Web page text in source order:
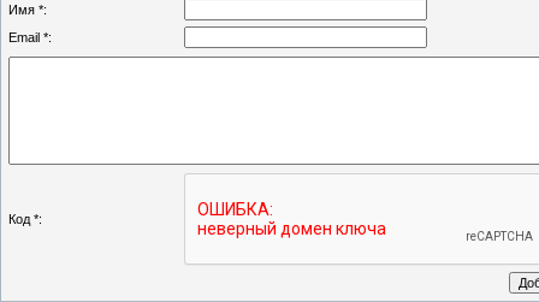
Имя *:
Email *:
Код *: